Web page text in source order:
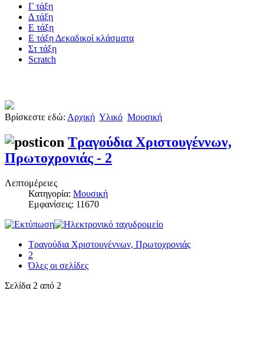
Γ τάξη
Δ τάξη
Ε τάξη
Ε τάξη Δεκαδικοί κλάσματα
Στ τάξη
Scratch
Βρίσκεστε εδώ: Αρχική Υλικό Μουσική
Τραγούδια Χριστουγέννων,
Πρωτοχρονιάς - 2
Λεπτομέρειες
Κατηγορία: Μουσική
Εμφανίσεις: 11670
Τραγούδια Χριστουγέννων, Πρωτοχρονιάς
2
Όλες οι σελίδες
Σελίδα 2 από 2